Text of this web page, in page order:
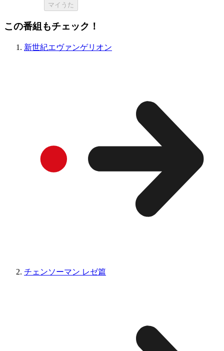
マイうた
この番組もチェック！
新世紀エヴァンゲリオン
チェンソーマン レゼ篇